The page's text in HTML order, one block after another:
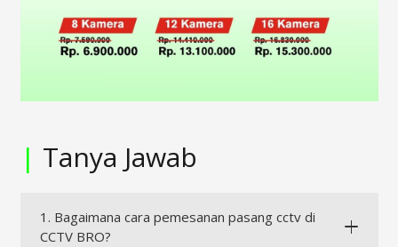
| Tanya Jawab
1. Bagaimana cara pemesanan pasang cctv di
CCTV BRO?